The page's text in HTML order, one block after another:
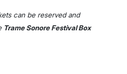
can be reserved and
Trame Sonore Festival Box